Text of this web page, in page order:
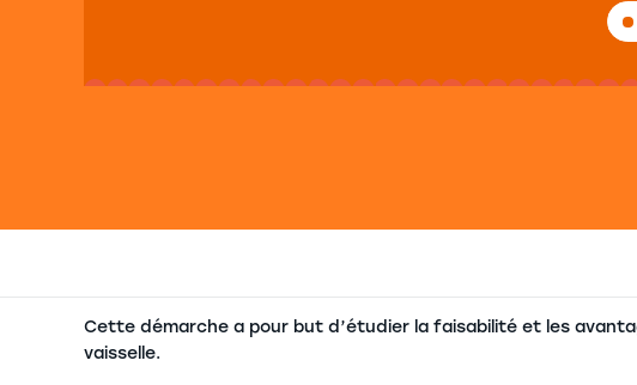
Cette démarche a pour but d’étudier la faisabilité et les
vaisselle.